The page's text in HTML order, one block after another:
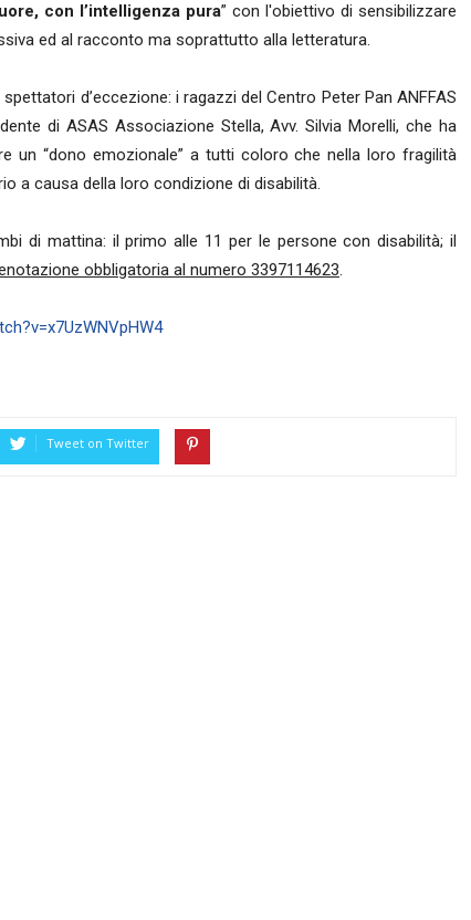
con l’intelligenza pura” con l'obiettivo di sensibilizzare
ed al racconto ma soprattutto alla letteratura.
d’eccezione: i ragazzi del Centro Peter Pan ANFFAS
di ASAS Associazione Stella, Avv. Silvia Morelli, che ha
un “dono emozionale” a tutti coloro che nella loro fragilità
a causa della loro condizione di disabilità.
di mattina: il primo alle 11 per le persone con disabilità; il
obbligatoria al numero 3397114623.
Tweet on Twitter